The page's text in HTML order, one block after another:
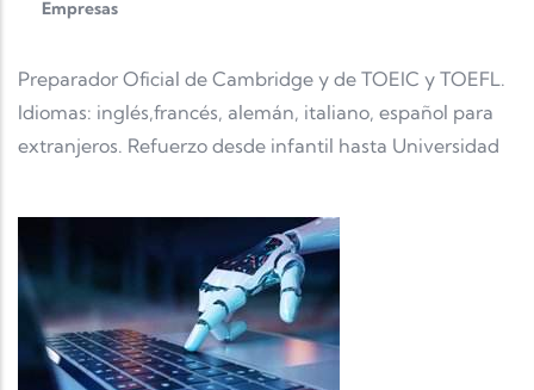
Empresas
Preparador Oficial de Cambridge y de TOEIC y TOEFL.
Idiomas: inglés,francés, alemán, italiano, español para
extranjeros. Refuerzo desde infantil hasta Universidad